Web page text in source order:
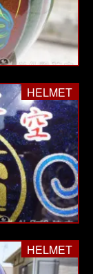
HELMET
HELMET